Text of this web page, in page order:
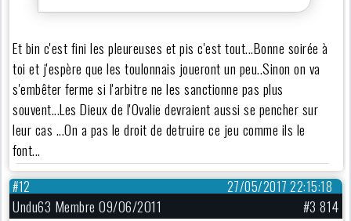
Et bin c'est fini les pleureuses et pis c'est tout...Bonne soirée à
toi et j'espère que les toulonnais joueront un peu..Sinon on va
s'embêter ferme si l'arbitre ne les sanctionne pas plus
souvent...Les Dieux de l'Ovalie devraient aussi se pencher sur
leur cas ...On a pas le droit de detruire ce jeu comme ils le
font...
27/05/2017 22:15:18
#12
Undu63 Membre 09/06/2011
#3 814